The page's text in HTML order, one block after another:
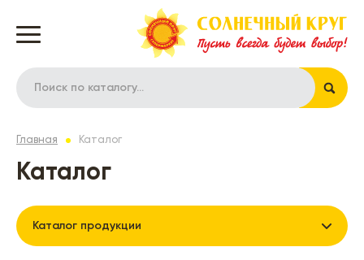
Главная Каталог
Каталог
Каталог продукции